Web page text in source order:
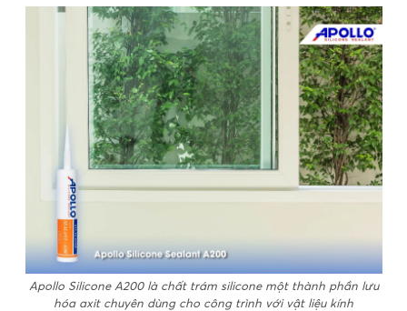
Apollo Silicone A200 là chất trám silicone một thành phần lưu
hóa axit chuyên dùng cho công trình với vật liệu kính